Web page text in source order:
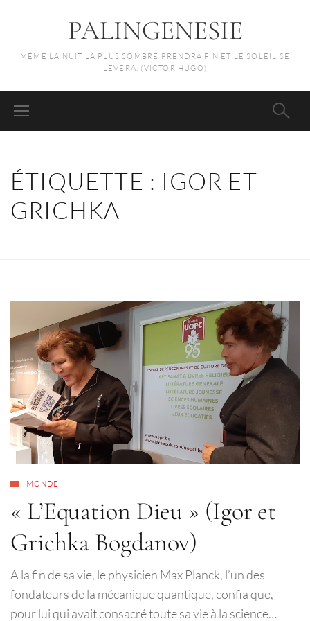
PALINGENESIE
MÊME LA NUIT LA PLUS SOMBRE PRENDRA FIN ET LE SOLEIL SE
LÈVERA. (VICTOR HUGO)
ÉTIQUETTE : IGOR ET
GRICHKA
MONDE
« L’Equation Dieu » (Igor et
Grichka Bogdanov)
A la fin de sa vie, le physicien Max Planck, l’un des
fondateurs de la mécanique quantique, confia que,
pour lui qui avait consacré toute sa vie à la science…